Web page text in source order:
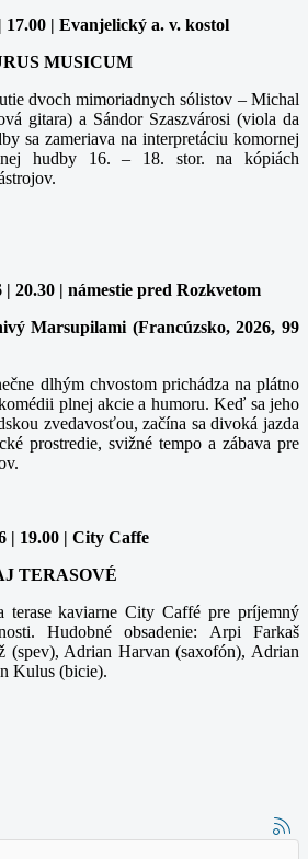
17.00 | Evanjelický a. v. kostol
MUSICUM
dvoch mimoriadnych sólistov – Michal
gitara) a Sándor Szaszvárosi (viola da
sa zameriava na interpretáciu komornej
hudby 16. – 18. stor. na kópiách
| 20.30 | námestie pred Rozkvetom
Marsupilami (Francúzsko, 2026, 99
dlhým chvostom prichádza na plátno
plnej akcie a humoru. Keď sa jeho
zvedavosťou, začína sa divoká jazda
prostredie, svižné tempo a zábava pre
| 19.00 | City Caffe
TERASOVÉ
terase kaviarne City Caffé pre príjemný
Hudobné obsadenie: Arpi Farkaš
(spev), Adrian Harvan (saxofón), Adrian
Kulus (bicie).